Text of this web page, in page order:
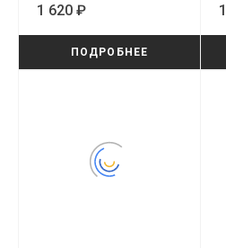
1 620 ₽
ПОДРОБНЕЕ